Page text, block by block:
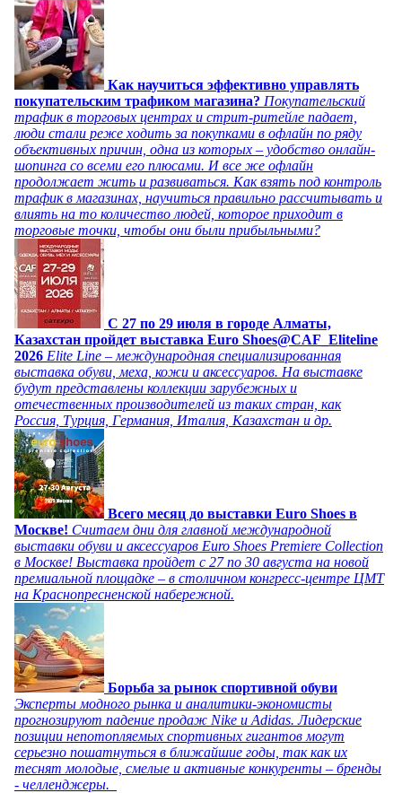
Как научиться эффективно управлять
покупательским трафиком магазина? Покупательский
трафик в торговых центрах и стрит-ритейле падает,
люди стали реже ходить за покупками в офлайн по ряду
объективных причин, одна из которых – удобство онлайн-
шопинга со всеми его плюсами. И все же офлайн
продолжает жить и развиваться. Как взять под контроль
трафик в магазинах, научиться правильно рассчитывать и
влиять на то количество людей, которое приходит в
торговые точки, чтобы они были прибыльными?
C 27 по 29 июля в городе Алматы,
Казахстан пройдет выставка Euro Shoes@CAF_Eliteline
2026 Elite Line – международная специализированная
выставка обуви, меха, кожи и аксессуаров. На выставке
будут представлены коллекции зарубежных и
отечественных производителей из таких стран, как
Россия, Турция, Германия, Италия, Казахстан и др.
Всего месяц до выставки Euro Shoes в
Москве! Считаем дни для главной международной
выставки обуви и аксессуаров Euro Shoes Premiere Collection
в Москве! Выставка пройдет с 27 по 30 августа на новой
премиальной площадке – в столичном конгресс-центре ЦМТ
на Краснопресненской набережной.
Борьба за рынок спортивной обуви
Эксперты модного рынка и аналитики-экономисты
прогнозируют падение продаж Nike и Adidas. Лидерские
позиции непотопляемых спортивных гигантов могут
серьезно пошатнуться в ближайшие годы, так как их
теснят молодые, смелые и активные конкуренты – бренды
- челленджеры.